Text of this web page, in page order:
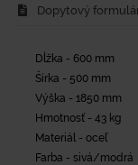
Dopytový
Dĺžka - 600 mm
Šírka - 500 mm
Výška - 1850 mm
Hmotnosť - 43 kg
Materiál - oceľ
Farba - sivá/modrá